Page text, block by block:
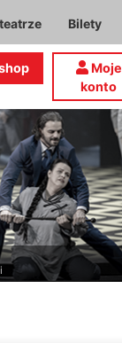
Bilety
Moje
konto